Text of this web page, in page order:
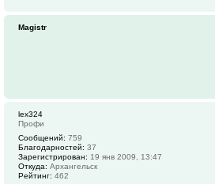
Magistr
lex324
Профи
Сообщений: 759
Благодарностей: 37
Зарегистрирован: 19 янв 2009, 13:47
Откуда: Архангельск
Рейтинг: 462